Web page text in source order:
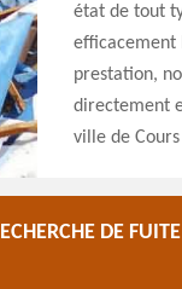
état de tout
efficacement
prestation,
directement
ville de
DE